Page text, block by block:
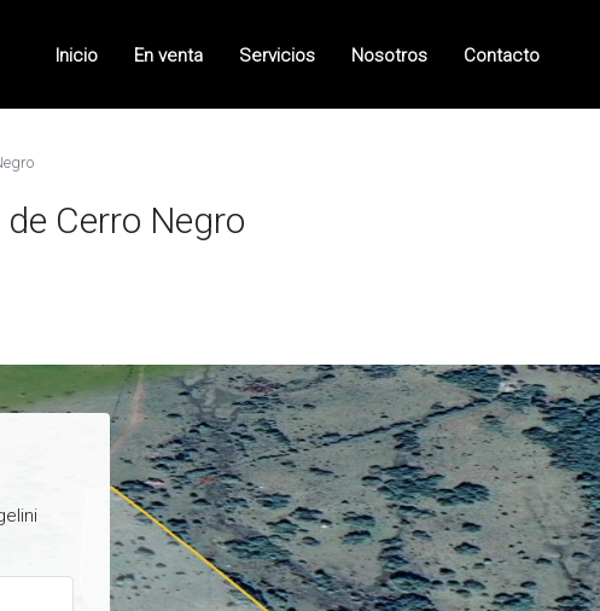
Inicio En venta Servicios Nosotros Contacto
Cerro Negro